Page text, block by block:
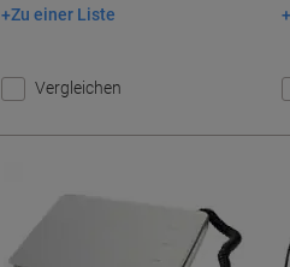
In den Warenkorb
Zu einer Liste
Vergleichen